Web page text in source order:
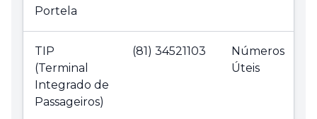
Portela
TIP
(Terminal
Integrado de
Passageiros)
(81) 34521103
Números
Úteis